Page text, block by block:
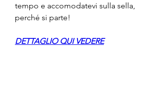
tempo e accomodatevi sulla sella,
perché si parte!
DETTAGLIO QUI VEDERE